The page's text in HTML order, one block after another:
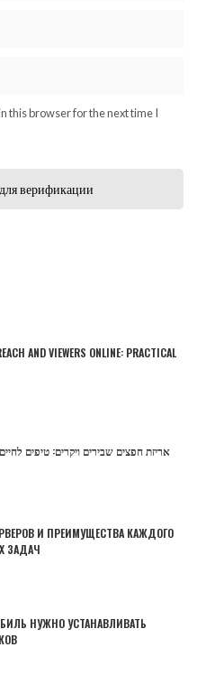
this browser for the next time I
верификации
AND VIEWERS ONLINE: PRACTICAL
אריזת חפצים שבירים ויקרים: טיפים
И ПРЕИМУЩЕСТВА КАЖДОГО
ЗАДАЧ
НУЖНО УСТАНАВЛИВАТЬ